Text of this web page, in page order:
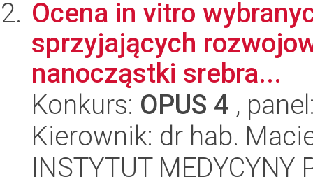
Ocena in vitro
sprzyjających
nanocząstki srebra...
Konkurs: OPUS 4 ,
Kierownik: dr hab.
INSTYTUT MEDYCYNY